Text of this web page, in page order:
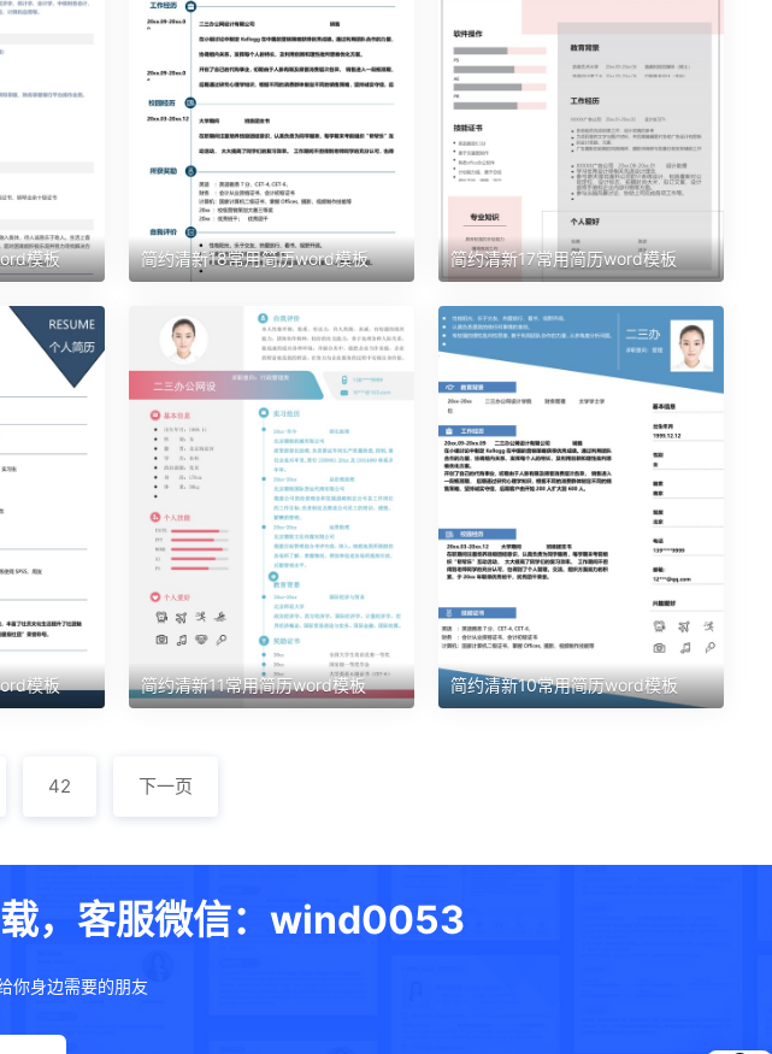
模板 简约清新18常用简历word模板 简约清新17常用简历word模板
模板 简约清新11常用简历word模板 简约清新10常用简历word模板
42 下一页
，客服微信：wind0053
你身边需要的朋友